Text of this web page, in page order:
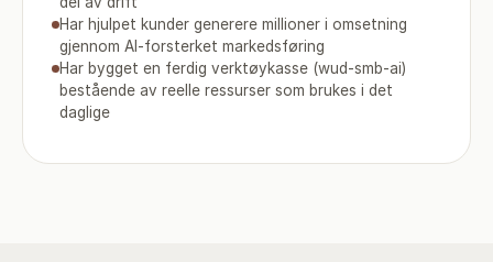
Har hjulpet kunder generere millioner i omsetning
gjennom AI-forsterket markedsføring
Har bygget en ferdig verktøykasse (wud-smb-ai)
bestående av reelle ressurser som brukes i det
daglige